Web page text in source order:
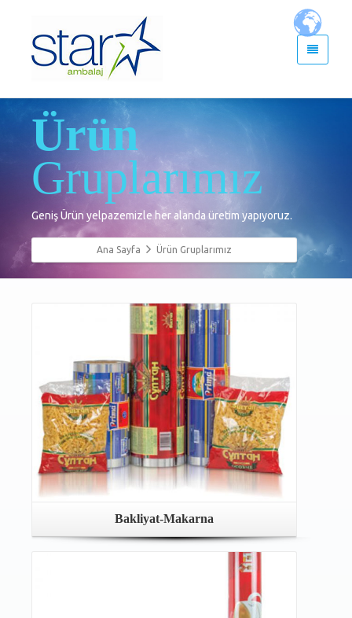
Ürün
Gruplarımız
Geniş Ürün yelpazemizle her alanda üretim yapıyoruz.
Ana Sayfa Ürün Gruplarımız
Bakliyat-Makarna